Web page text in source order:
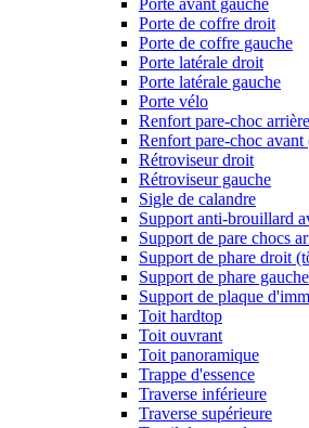
Porte avant gauche
Porte de coffre droit
Porte de coffre gauche
Porte latérale droit
Porte latérale gauche
Porte vélo
Renfort pare-choc
Renfort pare-choc avant
Rétroviseur droit
Rétroviseur gauche
Sigle de calandre
Support anti-brouillard
Support de pare chocs
Support de phare droit
Support de phare
Support de plaque
Toit hardtop
Toit ouvrant
Toit panoramique
Trappe d'essence
Traverse inférieure
Traverse supérieure